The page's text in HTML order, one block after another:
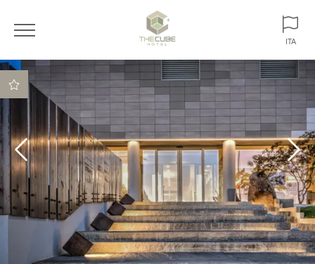
ITA
ITA
ENG
Sconti e tariffe
esclusive
Minibar gratuito (a
partire dalla tipologia
Superior)
Late check-out (fino
alle 12)
Tipologie di camere in